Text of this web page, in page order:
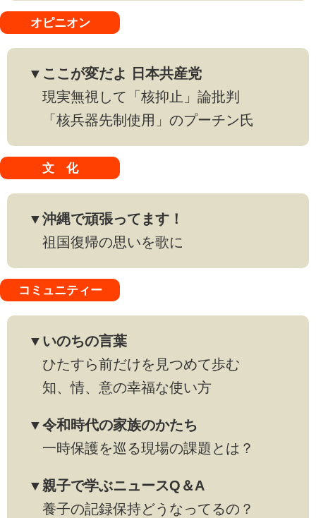
オピニオン
▼ここが変だよ 日本共産党
現実無視して「核抑止」論批判
「核兵器先制使用」のプーチン氏
文 化
▼沖縄で頑張ってます！
祖国復帰の思いを歌に
コミュニティー
▼いのちの言葉
ひたすら前だけを見つめて歩む
知、情、意の幸福な使い方
▼令和時代の家族のかたち
一時保護を巡る現場の課題とは？
▼親子で学ぶニュースQ＆A
養子の記録保持どうなってるの？